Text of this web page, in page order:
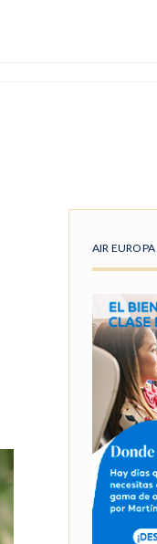
AIR EUROPA